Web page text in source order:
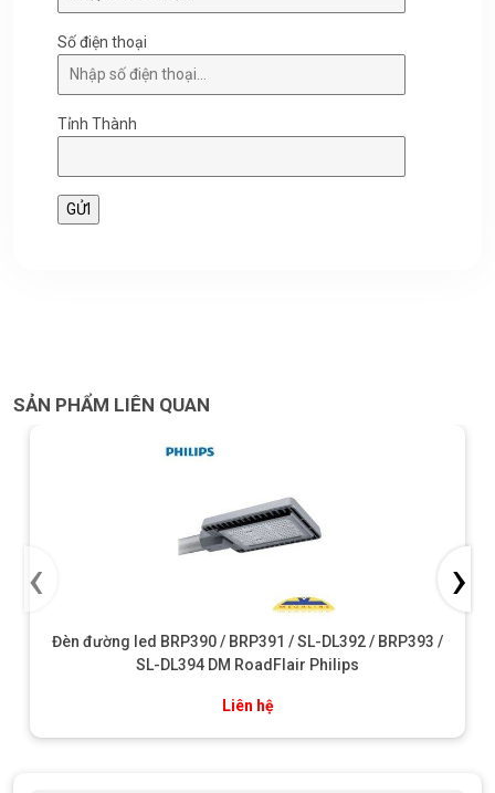
Số điện thoại
Tỉnh Thành
SẢN PHẨM LIÊN QUAN
Đèn đường led BRP390 / BRP391 / SL-DL392 / BRP393 /
SL-DL394 DM RoadFlair Philips
Liên hệ
‹ ›